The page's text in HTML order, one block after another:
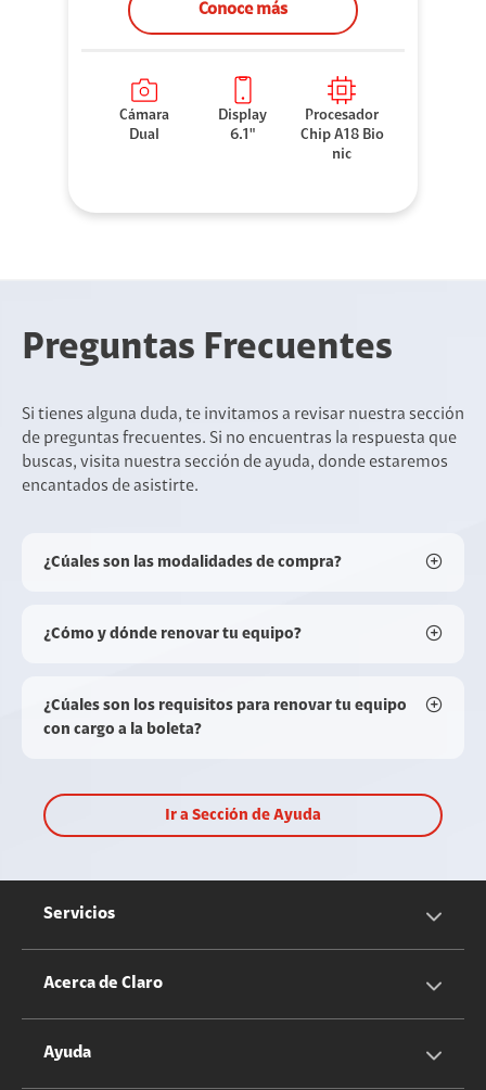
Conoce más
Cámara
Dual
Display
6.1"
Procesador
Chip A18 Bio
nic
Preguntas Frecuentes
Si tienes alguna duda, te invitamos a revisar nuestra sección
de preguntas frecuentes. Si no encuentras la respuesta que
buscas, visita nuestra sección de ayuda, donde estaremos
encantados de asistirte.
¿Cúales son las modalidades de compra?
¿Cómo y dónde renovar tu equipo?
¿Cúales son los requisitos para renovar tu equipo
con cargo a la boleta?
Ir a Sección de Ayuda
Servicios
Servicios Móviles
Acerca de Claro
Información Corporativa
Ayuda